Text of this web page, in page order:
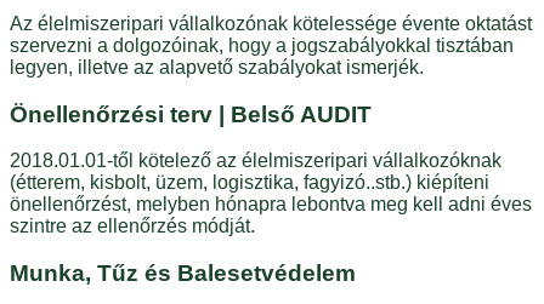
Az élelmiszeripari vállalkozónak kötelessége évente oktatást
szervezni a dolgozóinak, hogy a jogszabályokkal tisztában
legyen, illetve az alapvető szabályokat ismerjék.
Önellenőrzési terv | Belső AUDIT
2018.01.01-től kötelező az élelmiszeripari vállalkozóknak
(étterem, kisbolt, üzem, logisztika, fagyizó..stb.) kiépíteni
önellenőrzést, melyben hónapra lebontva meg kell adni éves
szintre az ellenőrzés módját.
Munka, Tűz és Balesetvédelem